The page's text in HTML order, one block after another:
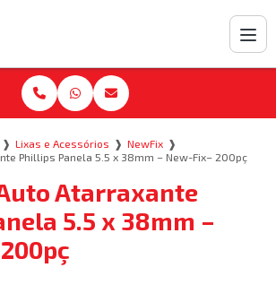
❱ Lixas e Acessórios ❱ NewFix ❱
Phillips Panela 5.5 x 38mm – New-Fix– 200pç
Atarraxante
5.5 x 38mm –